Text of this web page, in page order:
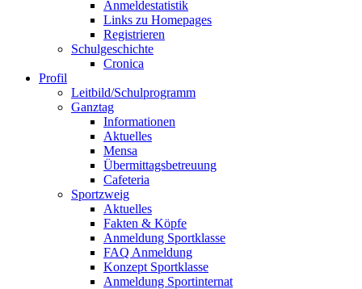
Anmeldestatistik
Links zu Homepages
Registrieren
Schulgeschichte
Cronica
Profil
Leitbild/Schulprogramm
Ganztag
Informationen
Aktuelles
Mensa
Übermittagsbetreuung
Cafeteria
Sportzweig
Aktuelles
Fakten & Köpfe
Anmeldung Sportklasse
FAQ Anmeldung
Konzept Sportklasse
Anmeldung Sportinternat